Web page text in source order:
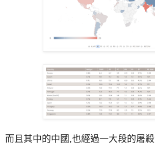
而且其中的中國,也經過一大段的屠殺